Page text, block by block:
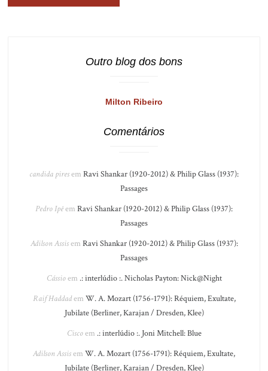
Outro blog dos bons
Milton Ribeiro
Comentários
candida piresem Ravi Shankar (1920-2012) & Philip Glass (1937):
Passages
Pedro Ipêem Ravi Shankar (1920-2012) & Philip Glass (1937):
Passages
Adilson Assisem Ravi Shankar (1920-2012) & Philip Glass (1937):
Passages
Cássioem .: interlúdio :. Nicholas Payton: Nick@Night
Raif Haddadem W. A. Mozart (1756-1791): Réquiem, Exultate,
Jubilate (Berliner, Karajan / Dresden, Klee)
Ciscoem .: interlúdio :. Joni Mitchell: Blue
Adilson Assisem W. A. Mozart (1756-1791): Réquiem, Exultate,
Jubilate (Berliner, Karajan / Dresden, Klee)